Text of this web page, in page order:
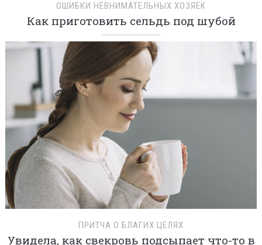
ОШИБКИ НЕВНИМАТЕЛЬНЫХ ХОЗЯЕК
Как приготовить сельдь под шубой
ПРИТЧА О БЛАГИХ ЦЕЛЯХ
Увидела, как свекровь подсыпает что-то в